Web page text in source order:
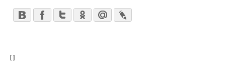
[ ]